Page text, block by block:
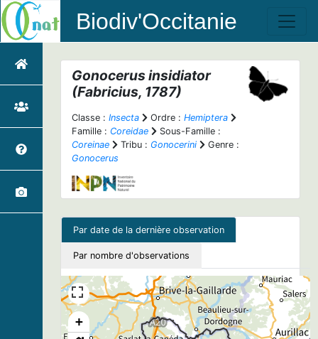
Biodiv'Occitanie
Gonocerus insidiator
(Fabricius, 1787)
Classe : Insecta Ordre : Hemiptera
Famille : Coreidae
Sous-Famille :
Coreinae
Tribu : Gonocerini
Genre :
Gonocerus
Par date de la dernière observation
Par nombre d'observations
+